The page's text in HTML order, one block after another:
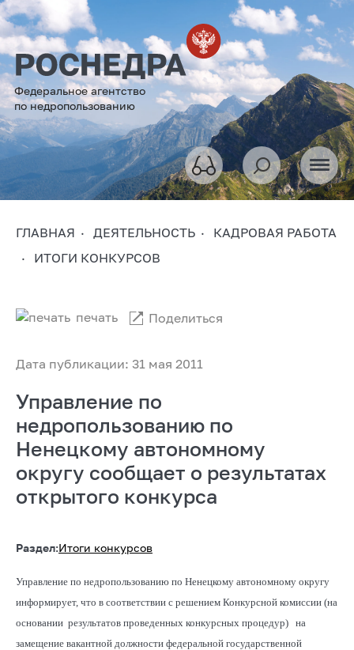
Федеральное агентство
по недропользованию
ГЛАВНАЯ ДЕЯТЕЛЬНОСТЬ
КАДРОВАЯ РАБОТА
ИТОГИ КОНКУРСОВ
Дата публикации: 31 мая 2011
печать Поделиться
Управление по
недропользованию по
Ненецкому автономному
округу сообщает о результатах
открытого конкурса
Раздел:Итоги конкурсов
Управление по недропользованию по Ненецкому автономному округу
информирует, что в соответствии с решением Конкурсной комиссии (на
основании результатов проведенных конкурсных процедур) на
замещение вакантной должности федеральной государственной